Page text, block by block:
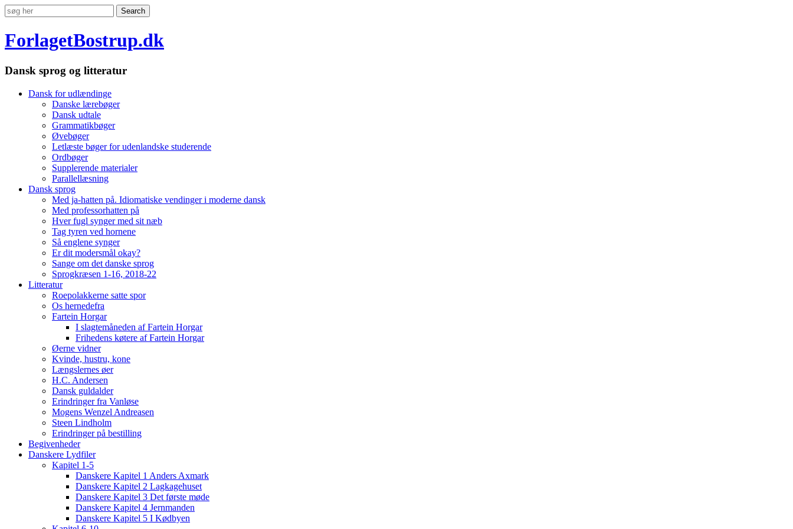
ForlagetBostrup.dk
Dansk sprog og litteratur
Dansk for udlændinge
Danske lærebøger
Dansk udtale
Grammatikbøger
Øvebøger
Letlæste bøger for udenlandske studerende
Ordbøger
Supplerende materialer
Parallellæsning
Dansk sprog
Med ja-hatten på. Idiomatiske vendinger i moderne dansk
Med professorhatten på
Hver fugl synger med sit næb
Tag tyren ved hornene
Så englene synger
Er dit modersmål okay?
Sange om det danske sprog
Sprogkræsen 1-16, 2018-22
Litteratur
Roepolakkerne satte spor
Os hernedefra
Fartein Horgar
I slagtemåneden af Fartein Horgar
Frihedens køtere af Fartein Horgar
Øerne vidner
Kvinde, hustru, kone
Længslernes øer
H.C. Andersen
Dansk guldalder
Erindringer fra Vanløse
Mogens Wenzel Andreasen
Steen Lindholm
Erindringer på bestilling
Begivenheder
Danskere Lydfiler
Kapitel 1-5
Danskere Kapitel 1 Anders Axmark
Danskere Kapitel 2 Lagkagehuset
Danskere Kapitel 3 Det første møde
Danskere Kapitel 4 Jernmanden
Danskere Kapitel 5 I Kødbyen